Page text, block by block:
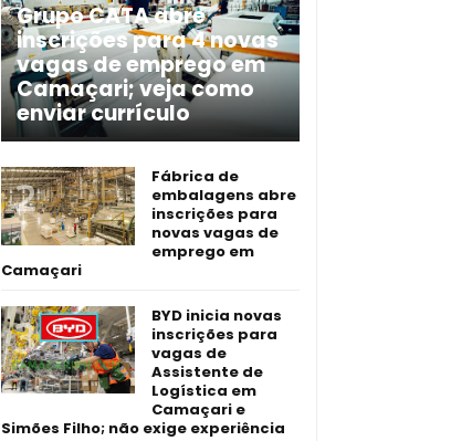
Grupo CATA abre
inscrições para 4 novas
vagas de emprego em
Camaçari; veja como
enviar currículo
Fábrica de
embalagens abre
inscrições para
novas vagas de
emprego em
Camaçari
BYD inicia novas
inscrições para
vagas de
Assistente de
Logística em
Camaçari e
Simões Filho; não exige experiência